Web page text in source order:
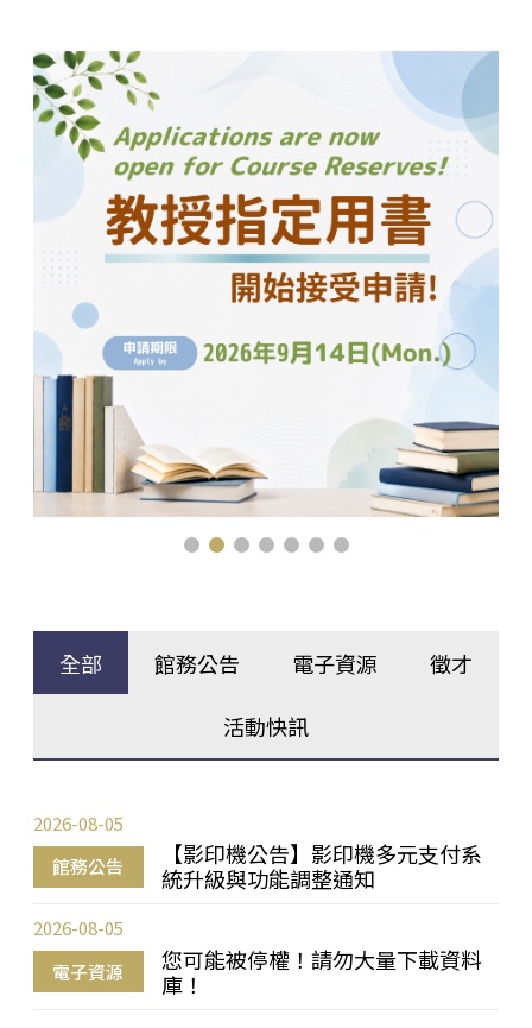
全部 館務公告 電子資源 徵才
活動快訊
館務公告
【影印機公告】影印機多元支付系
統升級與功能調整通知
2026-08-05
電子資源
您可能被停權！請勿大量下載資料
庫！
2026-08-05